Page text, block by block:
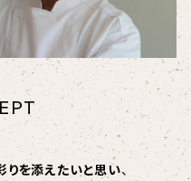
を添えたいと思い、